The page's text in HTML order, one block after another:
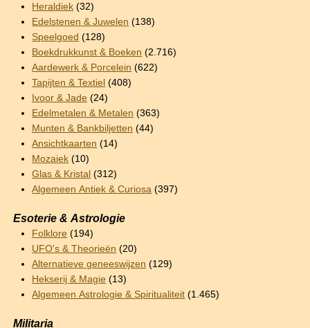
Heraldiek (32)
Edelstenen & Juwelen (138)
Speelgoed (128)
Boekdrukkunst & Boeken (2.716)
Aardewerk & Porcelein (622)
Tapijten & Textiel (408)
Ivoor & Jade (24)
Edelmetalen & Metalen (363)
Munten & Bankbiljetten (44)
Ansichtkaarten (14)
Mozaiek (10)
Glas & Kristal (312)
Algemeen Antiek & Curiosa (397)
Esoterie & Astrologie
Folklore (194)
UFO's & Theorieën (20)
Alternatieve geneeswijzen (129)
Hekserij & Magie (13)
Algemeen Astrologie & Spiritualiteit (1.465)
Militaria